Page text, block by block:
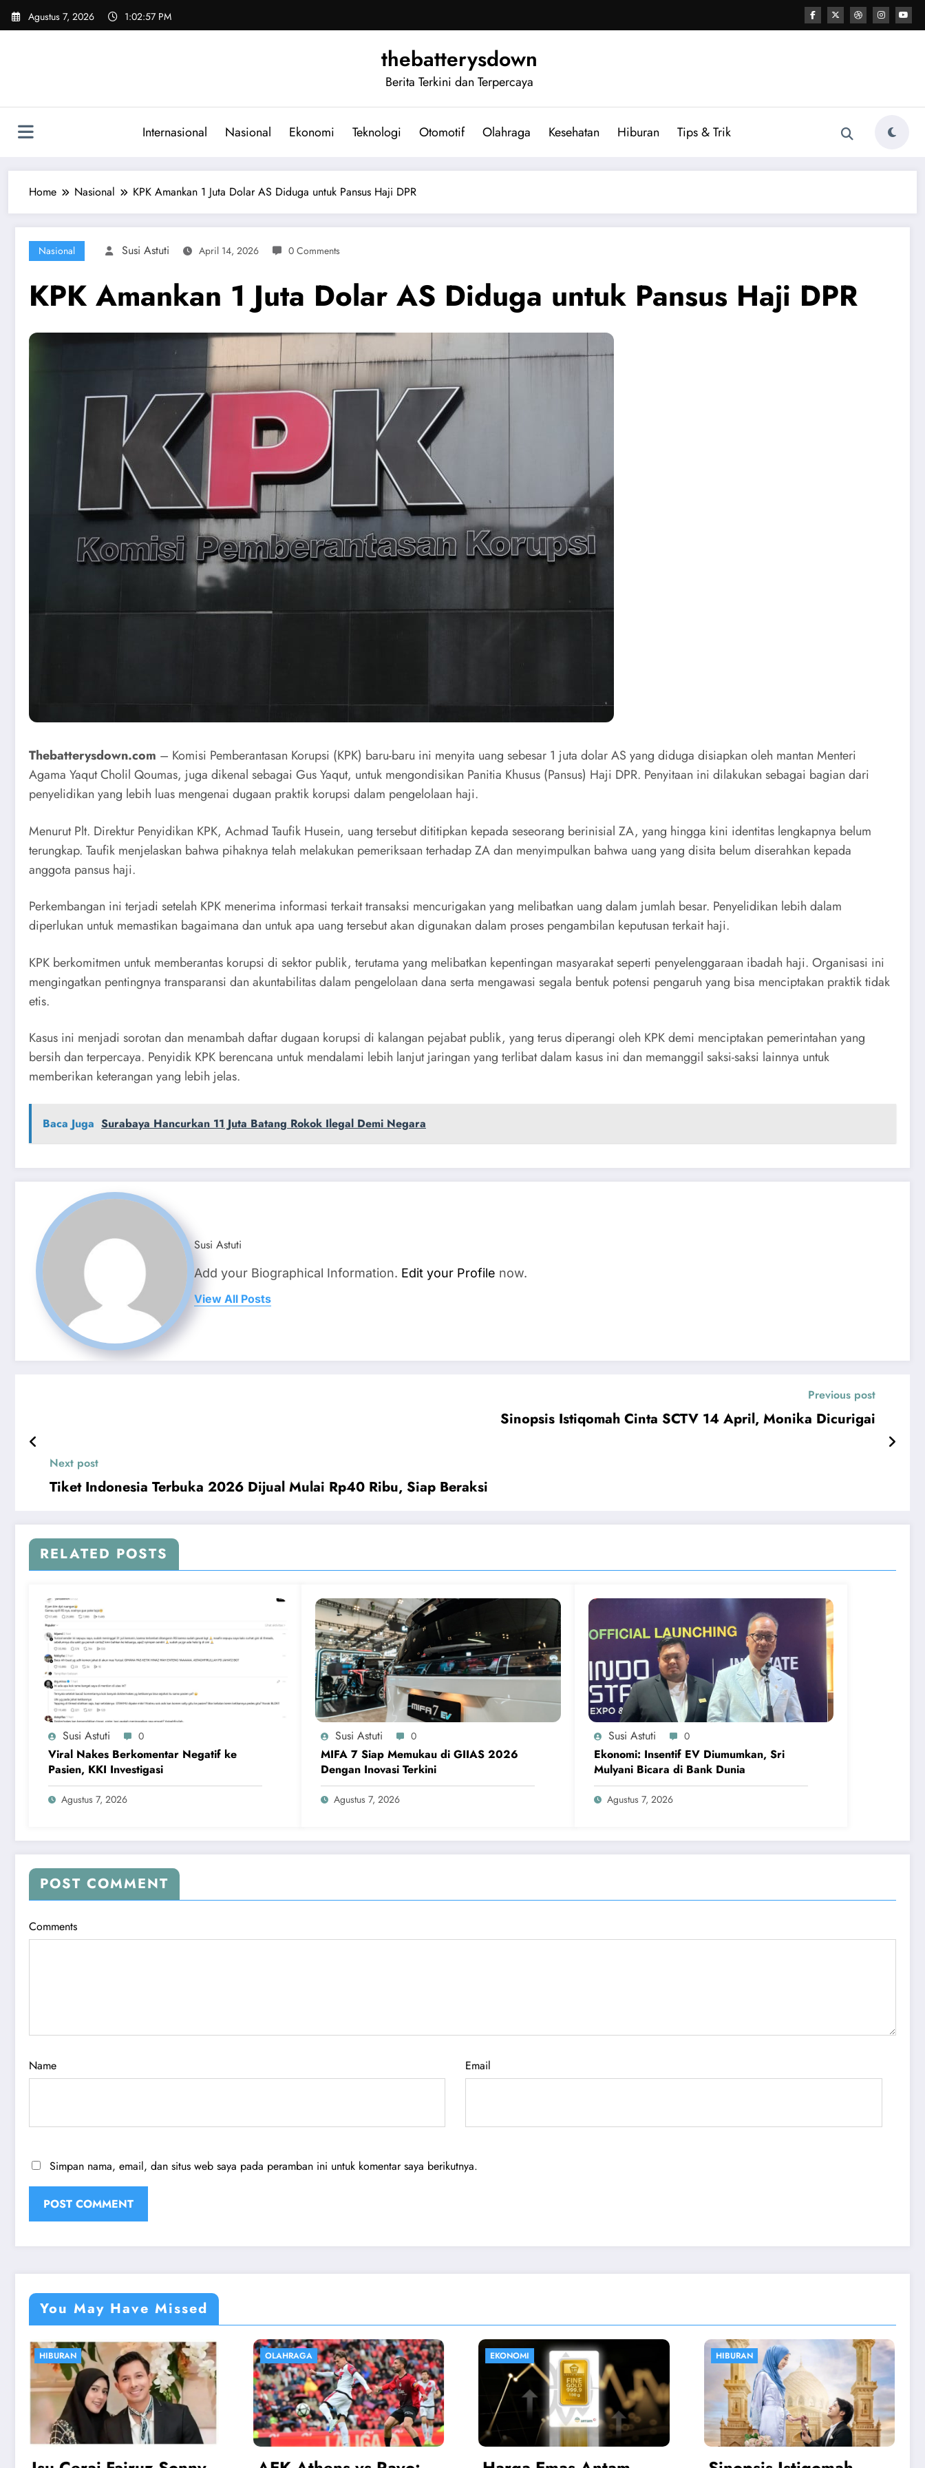
Skip
Agustus 7, 2026 1:02:58 PM
thebatterysdown
Berita Terkini dan Terpercaya
Internasional Nasional Ekonomi Teknologi Otomotif Olahraga Kesehatan Hiburan Tips & Trik
Home Nasional KPK Amankan 1 Juta Dolar AS Diduga untuk Pansus Haji DPR
Nasional Susi Astuti April 14, 2026 0 Comments
KPK Amankan 1 Juta Dolar AS Diduga untuk Pansus Haji DPR
Thebatterysdown.com – Komisi Pemberantasan Korupsi (KPK) baru-baru ini menyita uang sebesar 1 juta dolar AS yang diduga disiapkan oleh mantan Menteri
Agama Yaqut Cholil Qoumas, juga dikenal sebagai Gus Yaqut, untuk mengondisikan Panitia Khusus (Pansus) Haji DPR. Penyitaan ini dilakukan sebagai bagian dari
penyelidikan yang lebih luas mengenai dugaan praktik korupsi dalam pengelolaan haji.
Menurut Plt. Direktur Penyidikan KPK, Achmad Taufik Husein, uang tersebut dititipkan kepada seseorang berinisial ZA, yang hingga kini identitas lengkapnya belum
terungkap. Taufik menjelaskan bahwa pihaknya telah melakukan pemeriksaan terhadap ZA dan menyimpulkan bahwa uang yang disita belum diserahkan kepada
anggota pansus haji.
Perkembangan ini terjadi setelah KPK menerima informasi terkait transaksi mencurigakan yang melibatkan uang dalam jumlah besar. Penyelidikan lebih dalam
diperlukan untuk memastikan bagaimana dan untuk apa uang tersebut akan digunakan dalam proses pengambilan keputusan terkait haji.
KPK berkomitmen untuk memberantas korupsi di sektor publik, terutama yang melibatkan kepentingan masyarakat seperti penyelenggaraan ibadah haji. Organisasi ini
mengingatkan pentingnya transparansi dan akuntabilitas dalam pengelolaan dana serta mengawasi segala bentuk potensi pengaruh yang bisa menciptakan praktik tidak
etis.
Kasus ini menjadi sorotan dan menambah daftar dugaan korupsi di kalangan pejabat publik, yang terus diperangi oleh KPK demi menciptakan pemerintahan yang
bersih dan terpercaya. Penyidik KPK berencana untuk mendalami lebih lanjut jaringan yang terlibat dalam kasus ini dan memanggil saksi-saksi lainnya untuk
memberikan keterangan yang lebih jelas.
Baca Juga Surabaya Hancurkan 11 Juta Batang Rokok Ilegal Demi Negara
Susi Astuti
Add your Biographical Information. Edit your Profile now.
View All Posts
Previous post
Sinopsis Istiqomah Cinta SCTV 14 April, Monika Dicurigai
Next post
Tiket Indonesia Terbuka 2026 Dijual Mulai Rp40 Ribu, Siap Beraksi
RELATED POSTS
Susi Astuti 0
Viral Nakes Berkomentar Negatif ke
Pasien, KKI Investigasi
Agustus 7, 2026
Susi Astuti 0
MIFA 7 Siap Memukau di GIIAS 2026
Dengan Inovasi Terkini
Agustus 7, 2026
Susi Astuti 0
Ekonomi: Insentif EV Diumumkan, Sri
Mulyani Bicara di Bank Dunia
Agustus 7, 2026
POST COMMENT
Comments
Name Email
Simpan nama, email, dan situs web saya pada peramban ini untuk komentar saya berikutnya.
You May Have Missed
OLAHRAGA EKONOMI HIBURAN OLAHRAGA